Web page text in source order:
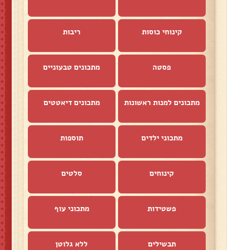
קינוחי כוסות ריבות
פסטה מתכונים טבעוניים
מתכונים למנות ראשונות מתכונים דיאטטים
מתכוני ילדים תוספות
קינוחים סלטים
פשטידות מתכוני עוף
תבשילים ללא גלוטן